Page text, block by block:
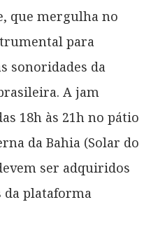
que mergulha no
para
sonoridades da
A jam
18h às 21h no pátio
da Bahia (Solar do
ser adquiridos
da plataforma